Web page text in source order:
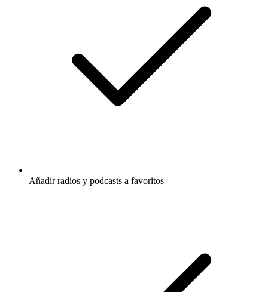
Añadir radios y podcasts a favoritos